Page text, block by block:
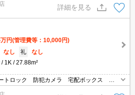
詳細を見る
万円(管理費等：10,000円)
なし 礼
なし
1K 27.88m²
トロック 防犯カメラ 宅配ボックス バ